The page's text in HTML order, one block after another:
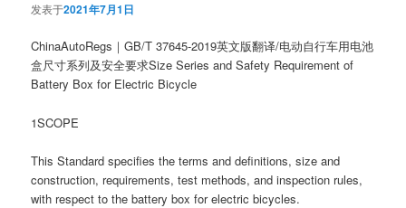
发表于2021年7月1日
ChinaAutoRegs｜GB/T 37645-2019英文版翻译/电动自行车用电池
盒尺寸系列及安全要求Size Series and Safety Requirement of
Battery Box for Electric Bicycle
1SCOPE
This Standard specifies the terms and definitions, size and
construction, requirements, test methods, and inspection rules,
with respect to the battery box for electric bicycles.